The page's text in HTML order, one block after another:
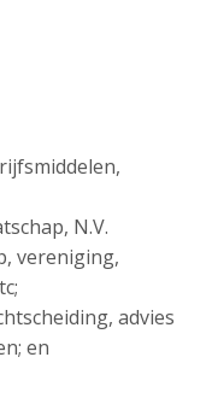
N.V.
vereniging,
advies
en